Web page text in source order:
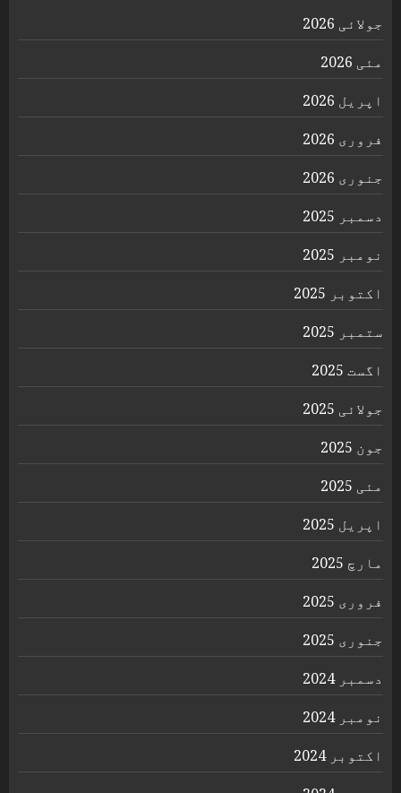
جولائی 2026
مئی 2026
اپریل 2026
فروری 2026
جنوری 2026
دسمبر 2025
نومبر 2025
اکتوبر 2025
ستمبر 2025
اگست 2025
جولائی 2025
جون 2025
مئی 2025
اپریل 2025
مارچ 2025
فروری 2025
جنوری 2025
دسمبر 2024
نومبر 2024
اکتوبر 2024